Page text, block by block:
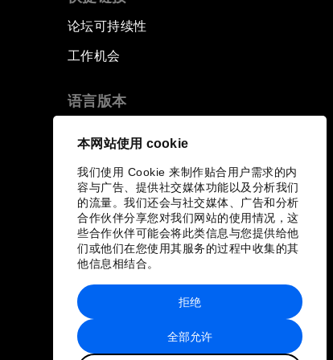
本网站使用 cookie
我们使用 Cookie 来制作贴合用户需求的内
容与广告、提供社交媒体功能以及分析我们
的流量。我们还会与社交媒体、广告和分析
合作伙伴分享您对我们网站的使用情况，这
些合作伙伴可能会将此类信息与您提供给他
们或他们在您使用其服务的过程中收集的其
他信息相结合。
全部允许
拒绝
论坛可持续性
工作机会
语言版本